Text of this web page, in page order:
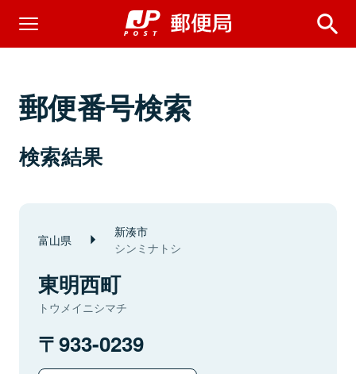
郵便番号検索
検索結果
富山県 新湊市
シンミナトシ
東明西町
トウメイニシマチ
933-0239